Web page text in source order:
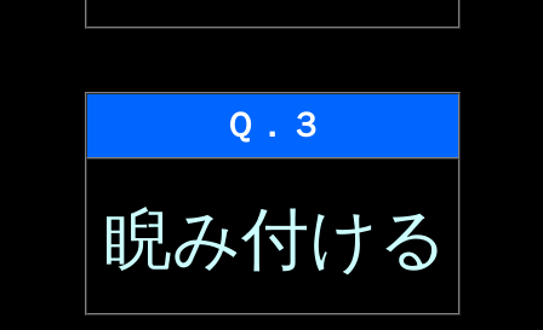
Ｑ．３
睨み付ける